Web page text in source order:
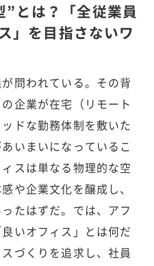
とは？「全従業員
」を目指さないワ
問われている。その背
企業が在宅（リモート
ドな勤務体制を敷いた
いまいになっているこ
スは単なる物理的な空
や企業文化を醸成し、
たはずだ。では、アフ
いオフィス」とは何だ
づくりを追求し、社員